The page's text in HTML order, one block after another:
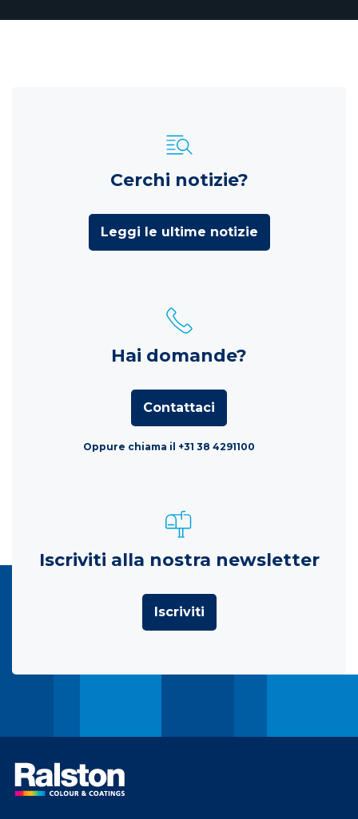
Cerchi notizie?
Leggi le ultime notizie
Hai domande?
Contattaci
Oppure chiama il +31 38 4291100
Iscriviti alla nostra newsletter
Iscriviti